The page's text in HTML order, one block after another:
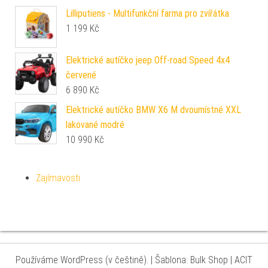
Lilliputiens - Multifunkční farma pro zvířátka
1 199 Kč
Elektrické autíčko jeep Off-road Speed 4x4
červené
6 890 Kč
Elektrické autíčko BMW X6 M dvoumístné XXL
lakované modré
10 990 Kč
Zajímavosti
Používáme WordPress (v češtině). | Šablona: Bulk Shop | ACIT